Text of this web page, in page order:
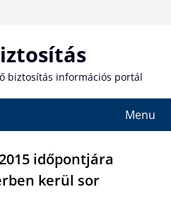
biztosítás információs portál
Menu
időpontjára
kerül sor